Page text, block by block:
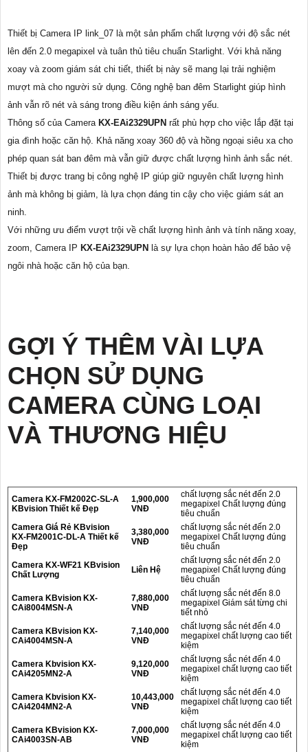
Thiết bị Camera IP link_07 là một sản phẩm chất lượng với độ sắc nét
lên đến 2.0 megapixel và tuân thủ tiêu chuẩn Starlight. Với khả năng
xoay và zoom giám sát chi tiết, thiết bị này sẽ mang lại trải nghiệm
mượt mà cho người sử dụng. Công nghệ ban đêm Starlight giúp hình
ảnh vẫn rõ nét và sáng trong điều kiện ánh sáng yếu.
Thông số của Camera KX-EAi2329UPN rất phù hợp cho việc lắp đặt tại
gia đình hoặc căn hộ. Khả năng xoay 360 độ và hồng ngoại siêu xa cho
phép quan sát ban đêm mà vẫn giữ được chất lượng hình ảnh sắc nét.
Thiết bị được trang bị công nghệ IP giúp giữ nguyên chất lượng hình
ảnh mà không bị giảm, là lựa chọn đáng tin cậy cho việc giám sát an
ninh.
Với những ưu điểm vượt trội về chất lượng hình ảnh và tính năng xoay,
zoom, Camera IP KX-EAi2329UPN là sự lựa chọn hoàn hảo để bảo vệ
ngôi nhà hoặc căn hộ của bạn.
GỢI Ý THÊM VÀI LỰA
CHỌN SỬ DỤNG
CAMERA CÙNG LOẠI
VÀ THƯƠNG HIỆU
Camera KX-FM2002C-SL-A
KBvision Thiết kế Đẹp
1,900,000
VNĐ
chất lượng sắc nét đến 2.0
megapixel Chất lượng đúng
tiêu chuẩn
Camera Giá Rẻ KBvision
KX-FM2001C-DL-A Thiết kế
Đẹp
3,380,000
VNĐ
chất lượng sắc nét đến 2.0
megapixel Chất lượng đúng
tiêu chuẩn
Camera KX-WF21 KBvision
Chất Lượng
Liên Hệ
chất lượng sắc nét đến 2.0
megapixel Chất lượng đúng
tiêu chuẩn
Camera KBvision KX-
CAi8004MSN-A
7,880,000
VNĐ
chất lượng sắc nét đến 8.0
megapixel Giám sát từng chi
tiết nhỏ
Camera KBvision KX-
CAi4004MSN-A
7,140,000
VNĐ
chất lượng sắc nét đến 4.0
megapixel chất lượng cao tiết
kiệm
Camera Kbvision KX-
CAi4205MN2-A
9,120,000
VNĐ
chất lượng sắc nét đến 4.0
megapixel chất lượng cao tiết
kiệm
Camera Kbvision KX-
CAi4204MN2-A
10,443,000
VNĐ
chất lượng sắc nét đến 4.0
megapixel chất lượng cao tiết
kiệm
Camera KBvision KX-
CAi4003SN-AB
7,000,000
VNĐ
chất lượng sắc nét đến 4.0
megapixel chất lượng cao tiết
kiệm